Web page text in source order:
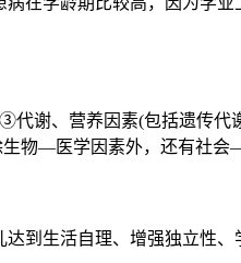
谢、营养因素(包括遗传
物—医学因素外，还有社会—
到生活自理、增强独立性